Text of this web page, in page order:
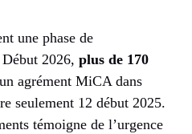
une phase de
2026, plus de 170
agrément MiCA dans
seulement 12 début 2025.
témoigne de l’urgence